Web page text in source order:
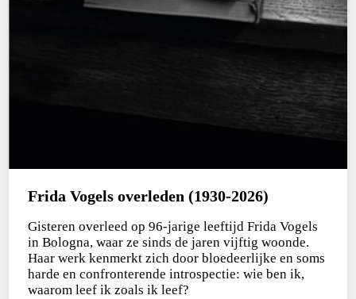
Frida Vogels overleden (1930-2026)
Gisteren overleed op 96-jarige leeftijd Frida Vogels
in Bologna, waar ze sinds de jaren vijftig woonde.
Haar werk kenmerkt zich door bloedeerlijke en soms
harde en confronterende introspectie: wie ben ik,
waarom leef ik zoals ik leef?